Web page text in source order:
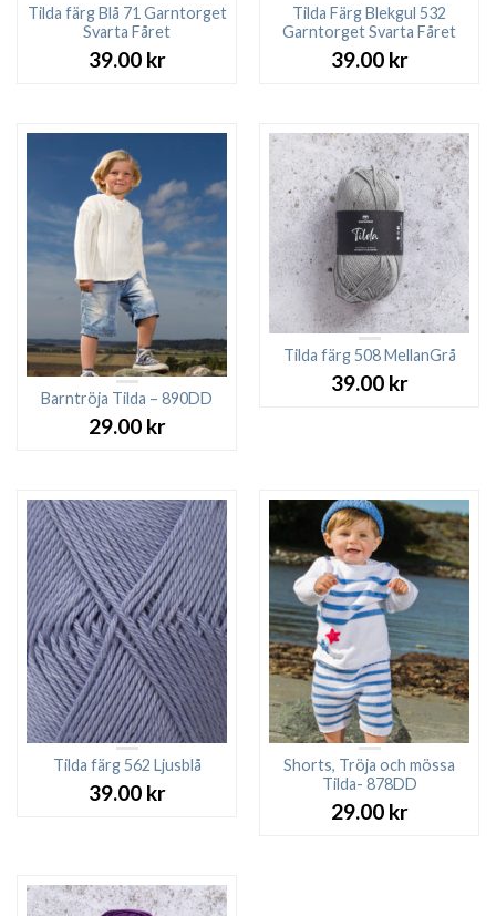
Tilda färg Blå 71 Garntorget
Svarta Fåret
39.00 kr
Tilda Färg Blekgul 532
Garntorget Svarta Fåret
39.00 kr
Barntröja Tilda – 890DD
29.00 kr
Tilda färg 508 MellanGrå
39.00 kr
Tilda färg 562 Ljusblå
39.00 kr
Shorts, Tröja och mössa
Tilda- 878DD
29.00 kr